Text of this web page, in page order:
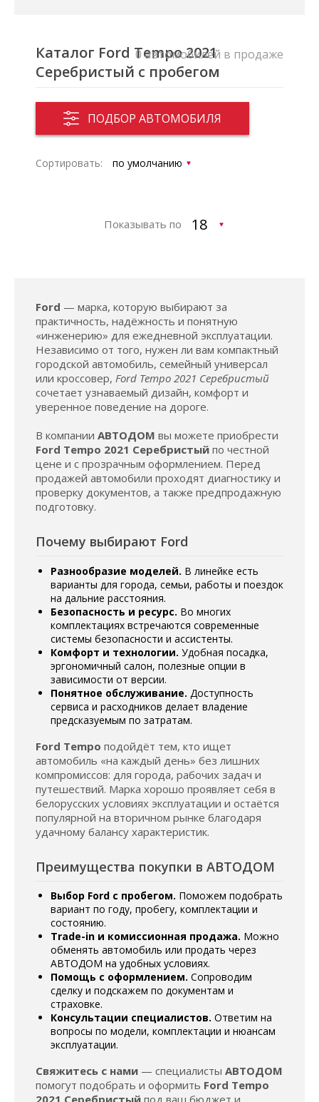
Каталог Ford Tempo 2021
Серебристый с пробегом
ПОДБОР АВТОМОБИЛЯ
0 автомобилей в продаже
Сортировать:
Показывать по
Ford — марка, которую выбирают за
практичность, надёжность и понятную
«инженерию» для ежедневной эксплуатации.
Независимо от того, нужен ли вам компактный
городской автомобиль, семейный универсал
или кроссовер, Ford Tempo 2021 Серебристый
сочетает узнаваемый дизайн, комфорт и
уверенное поведение на дороге.
В компании АВТОДОМ вы можете приобрести
Ford Tempo 2021 Серебристый по честной
цене и с прозрачным оформлением. Перед
продажей автомобили проходят диагностику и
проверку документов, а также предпродажную
подготовку.
Почему выбирают Ford
Разнообразие моделей. В линейке есть
варианты для города, семьи, работы и поездок
на дальние расстояния.
Безопасность и ресурс. Во многих
комплектациях встречаются современные
системы безопасности и ассистенты.
Комфорт и технологии. Удобная посадка,
эргономичный салон, полезные опции в
зависимости от версии.
Понятное обслуживание. Доступность
сервиса и расходников делает владение
предсказуемым по затратам.
Ford Tempo подойдёт тем, кто ищет
автомобиль «на каждый день» без лишних
компромиссов: для города, рабочих задач и
путешествий. Марка хорошо проявляет себя в
белорусских условиях эксплуатации и остаётся
популярной на вторичном рынке благодаря
удачному балансу характеристик.
Преимущества покупки в АВТОДОМ
Выбор Ford с пробегом. Поможем подобрать
вариант по году, пробегу, комплектации и
состоянию.
Trade-in и комиссионная продажа. Можно
обменять автомобиль или продать через
АВТОДОМ на удобных условиях.
Помощь с оформлением. Сопроводим
сделку и подскажем по документам и
страховке.
Консультации специалистов. Ответим на
вопросы по модели, комплектации и нюансам
эксплуатации.
Свяжитесь с нами — специалисты АВТОДОМ
помогут подобрать и оформить Ford Tempo